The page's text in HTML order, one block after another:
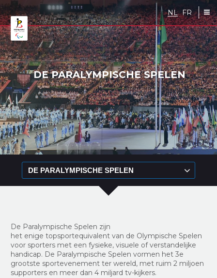
Skip to main content
NL FR
DE PARALYMPISCHE SPELEN
De Paralympische Spelen zijn
het enige topsportequivalent van de Olympische Spelen
voor sporters met een fysieke, visuele of verstandelijke
handicap. De Paralympische Spelen vormen het 3e
grootste sportevenement ter wereld, met ruim 2 miljoen
supporters en meer dan 4 miljard tv-kijkers.